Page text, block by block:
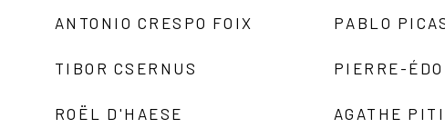
ANTONIO CRESPO FOIX
TIBOR CSERNUS
ROËL D'HAESE
PABLO
PIERRE-
AGATHE